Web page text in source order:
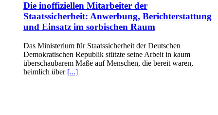
Die inoffiziellen Mitarbeiter der
Staatssicherheit: Anwerbung, Berichterstattung
und Einsatz im sorbischen Raum
Das Ministerium für Staatssicherheit der Deutschen
Demokratischen Republik stützte seine Arbeit in kaum
überschaubarem Maße auf Menschen, die bereit waren,
heimlich über [...]